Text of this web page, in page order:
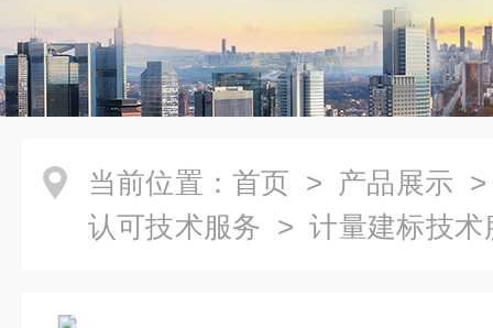
当前位置： 首页 > 产品展示
认可技术服务 > 计量建标技术